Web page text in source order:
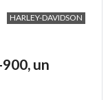
HARLEY-DAVIDSON
un